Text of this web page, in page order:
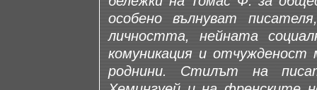
особено вълнуват
личността, нейната
комуникация и отчужденост
роднини. Стилът на